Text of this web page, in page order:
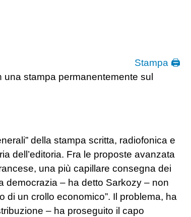
Stampa 🖨
stampa permanentemente sul
della stampa scritta, radiofonica e
dell’editoria. Fra le proposte avanzata
una più capillare consegna dei
democrazia – ha detto Sarkozy – non
un crollo economico”. Il problema, ha
– ha proseguito il capo